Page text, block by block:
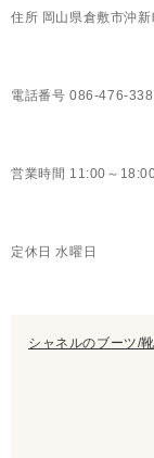
住所 岡山県倉敷市沖
電話番号 086-476-
営業時間 11:00～
定休日 水曜日
シャネルのブーツ/